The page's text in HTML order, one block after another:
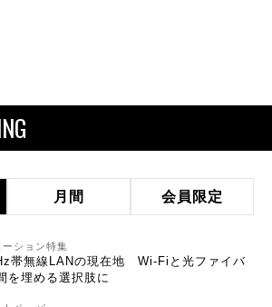
月間 会員限定
ーション特集
帯無線LANの現在地 Wi-Fiと光ファイバ
を埋める選択肢に